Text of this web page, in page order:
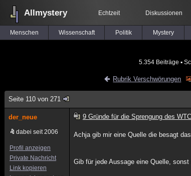
Allmystery Echtzeit Diskussionen
Menschen Wissenschaft Politik Mystery
5.354 Beiträge ▪
Rubrik Verschwörungen
Seite 110 von 271
der_neue
dabei seit 2006
Profil anzeigen
Private Nachricht
Link kopieren
9 Gründe für die Sprengung des WTC
Achja gib mir eine Quelle die besagt
Gib für jede Aussage eine Quelle,